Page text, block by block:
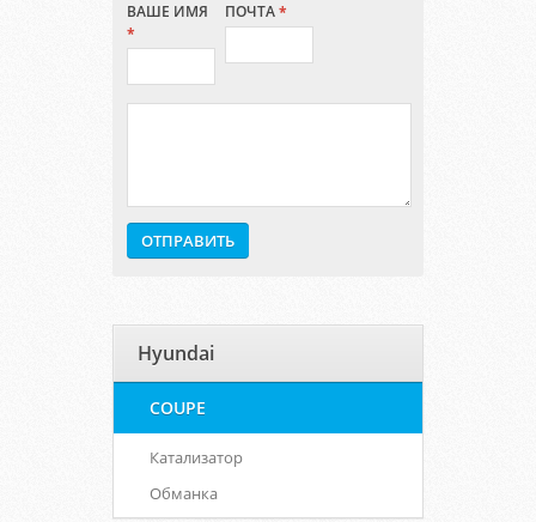
ВАШЕ ИМЯ
*
ПОЧТА*
Hyundai
COUPE
Катализатор
Обманка